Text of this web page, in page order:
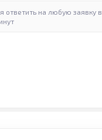
ответить на любую заявку в